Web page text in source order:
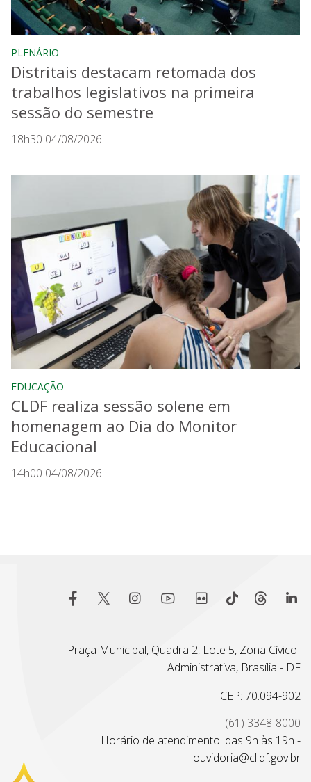
PLENÁRIO
Distritais destacam retomada dos
trabalhos legislativos na primeira
sessão do semestre
18h30 04/08/2026
EDUCAÇÃO
CLDF realiza sessão solene em
homenagem ao Dia do Monitor
Educacional
14h00 04/08/2026
Praça Municipal, Quadra 2, Lote 5, Zona Cívico-
Administrativa, Brasília - DF
CEP: 70.094-902
(61) 3348-8000
Horário de atendimento: das 9h às 19h -
ouvidoria@cl.df.gov.br